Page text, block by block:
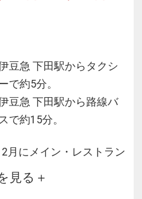
豆急 下田駅からタクシ
で約5分。
豆急 下田駅から路線バ
で約15分。
月にメイン・レストラン
世代のお客様に楽しん
見る